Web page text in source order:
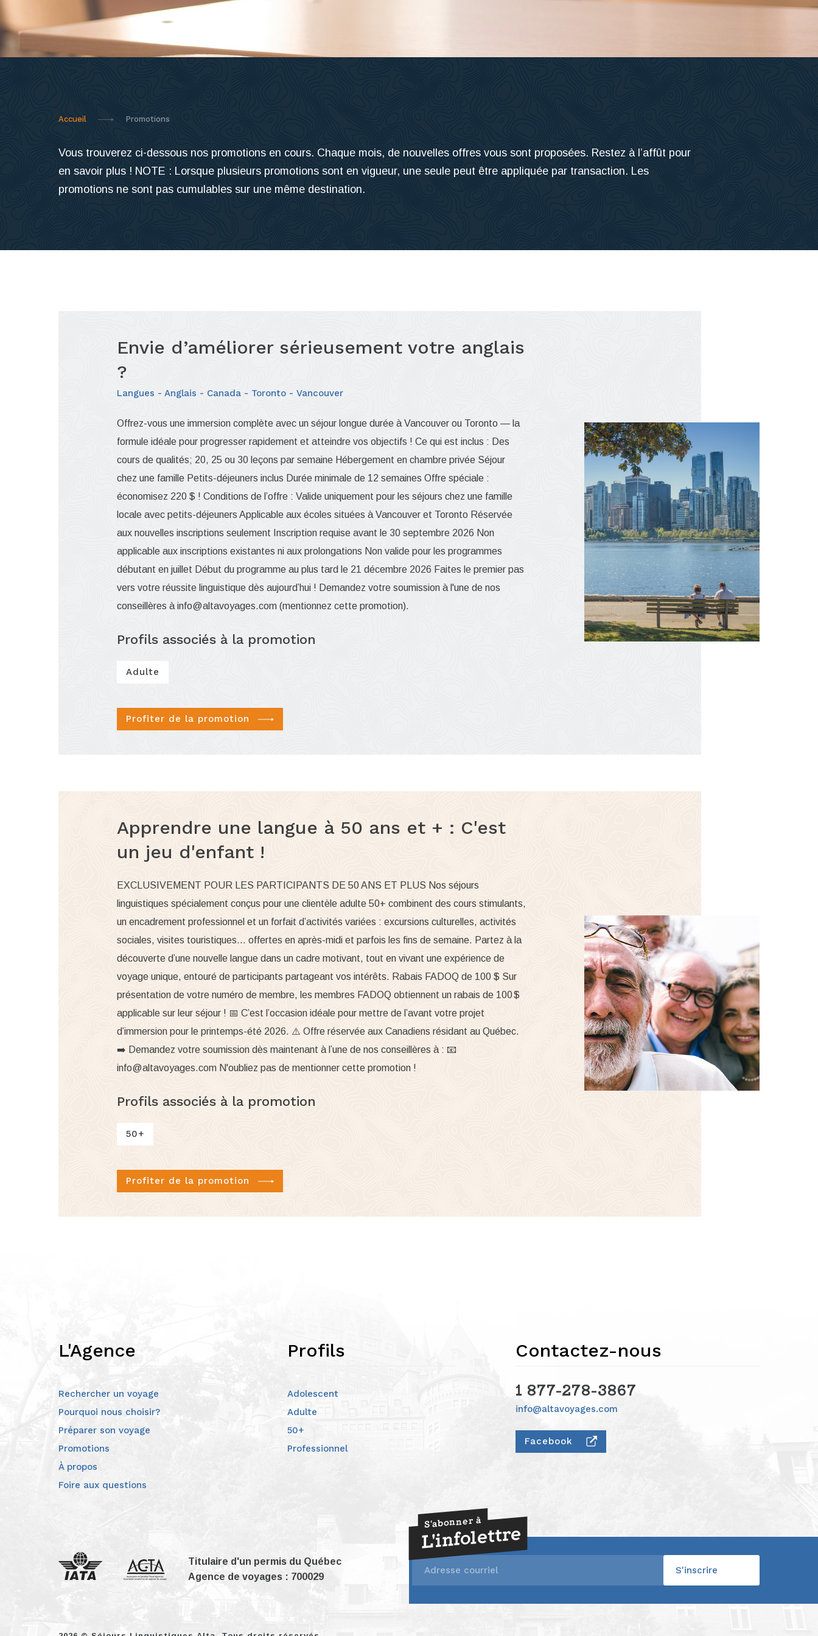
Accueil Promotions
Vous trouverez ci-dessous nos promotions en cours. Chaque mois, de nouvelles offres vous sont proposées. Restez à l’affût pour
en savoir plus ! NOTE : Lorsque plusieurs promotions sont en vigueur, une seule peut être appliquée par transaction. Les
promotions ne sont pas cumulables sur une même destination.
Envie d’améliorer sérieusement votre anglais
?
Langues Anglais Canada Toronto Vancouver
Offrez-vous une immersion complète avec un séjour longue durée à Vancouver ou Toronto — la
formule idéale pour progresser rapidement et atteindre vos objectifs ! Ce qui est inclus : Des
cours de qualités; 20, 25 ou 30 leçons par semaine Hébergement en chambre privée Séjour
chez une famille Petits-déjeuners inclus Durée minimale de 12 semaines Offre spéciale :
économisez 220 $ ! Conditions de l’offre : Valide uniquement pour les séjours chez une famille
locale avec petits-déjeuners Applicable aux écoles situées à Vancouver et Toronto Réservée
aux nouvelles inscriptions seulement Inscription requise avant le 30 septembre 2026 Non
applicable aux inscriptions existantes ni aux prolongations Non valide pour les programmes
débutant en juillet Début du programme au plus tard le 21 décembre 2026 Faites le premier pas
vers votre réussite linguistique dès aujourd’hui ! Demandez votre soumission à l'une de nos
conseillères à info@altavoyages.com(mentionnez cette promotion).
Profils associés à la promotion
Adulte
Profiter de la promotion
Apprendre une langue à 50 ans et + : C'est
un jeu d'enfant !
EXCLUSIVEMENT POUR LES PARTICIPANTS DE 50 ANS ET PLUS Nos séjours
linguistiques spécialement conçus pour une clientèle adulte 50+ combinent des cours stimulants,
un encadrement professionnel et un forfait d’activités variées : excursions culturelles, activités
sociales, visites touristiques… offertes en après-midi et parfois les fins de semaine. Partez à la
découverte d’une nouvelle langue dans un cadre motivant, tout en vivant une expérience de
voyage unique, entouré de participants partageant vos intérêts. Rabais FADOQ de 100 $ Sur
présentation de votre numéro de membre, les membres FADOQ obtiennent un rabais de 100 $
applicable sur leur séjour ! 📅 C’est l’occasion idéale pour mettre de l’avant votre projet
d’immersion pour le printemps-été 2026. ⚠️ Offre réservée aux Canadiens résidant au Québec.
➡️ Demandez votre soumission dès maintenant à l’une de nos conseillères à : 📧
info@altavoyages.comN'oubliez pas de mentionner cette promotion !
Profils associés à la promotion
50+
Profiter de la promotion
L'Agence
Rechercher un voyage
Pourquoi nous choisir?
Préparer son voyage
Promotions
À propos
Foire aux questions
Profils
Adolescent
Adulte
50+
Professionnel
Contactez-nous
1 877-278-3867
info@altavoyages.com
Facebook
Titulaire d'un permis du Québec
Agence de voyages : 700029
S'abonner à
L'infolettre